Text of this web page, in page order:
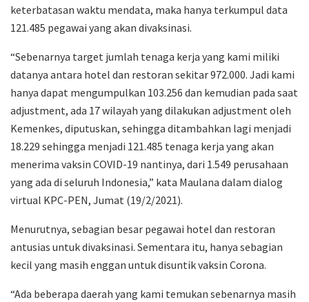
keterbatasan waktu mendata, maka hanya terkumpul data
121.485 pegawai yang akan divaksinasi.
“Sebenarnya target jumlah tenaga kerja yang kami miliki
datanya antara hotel dan restoran sekitar 972.000. Jadi kami
hanya dapat mengumpulkan 103.256 dan kemudian pada saat
adjustment, ada 17 wilayah yang dilakukan adjustment oleh
Kemenkes, diputuskan, sehingga ditambahkan lagi menjadi
18.229 sehingga menjadi 121.485 tenaga kerja yang akan
menerima vaksin COVID-19 nantinya, dari 1.549 perusahaan
yang ada di seluruh Indonesia,” kata Maulana dalam dialog
virtual KPC-PEN, Jumat (19/2/2021).
Menurutnya, sebagian besar pegawai hotel dan restoran
antusias untuk divaksinasi. Sementara itu, hanya sebagian
kecil yang masih enggan untuk disuntik vaksin Corona.
“Ada beberapa daerah yang kami temukan sebenarnya masih